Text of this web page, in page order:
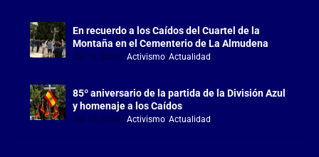
En recuerdo a los Caídos del Cuartel de la
Montaña en el Cementerio de La Almudena
Jul 18, 2026 |Activismo ,Actualidad
85º aniversario de la partida de la División Azul
y homenaje a los Caídos
Jul 15, 2026 |Activismo ,Actualidad